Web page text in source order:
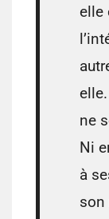
elle
ne
Ni
à
son